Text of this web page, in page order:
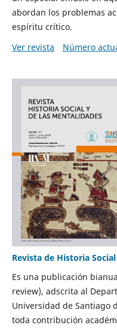
abordan los problemas
espíritu crítico.
Ver revista
Número
Revista de Historia
Es una publicación
review), adscrita al
Universidad de Santiago
toda contribución